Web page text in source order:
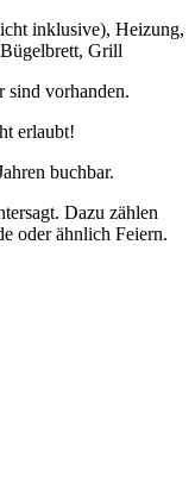
inklusive), Heizung,
Grill
sind vorhanden.
erlaubt!
buchbar.
Dazu zählen
oder ähnlich Feiern.